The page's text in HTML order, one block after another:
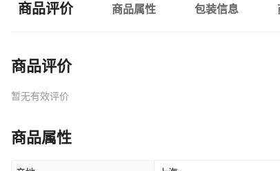
商品评价 商品属性 包装信息
商品评价
暂无有效评价
商品属性